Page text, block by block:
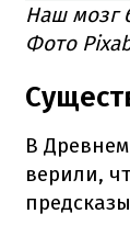
Наш мозг
Фото
В
верили,